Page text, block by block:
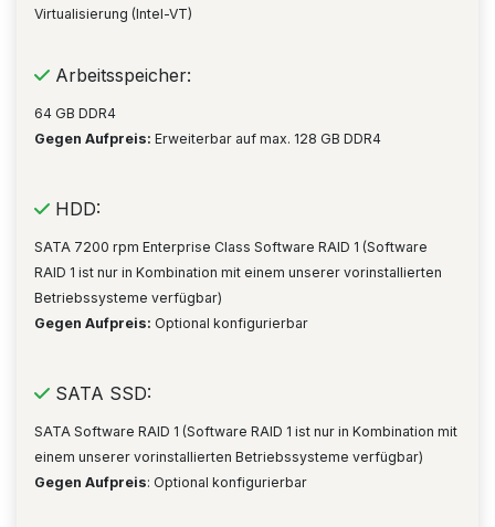
Virtualisierung (Intel-VT)
Arbeitsspeicher:
64 GB DDR4
Gegen Aufpreis: Erweiterbar auf max. 128 GB DDR4
HDD:
SATA 7200 rpm Enterprise Class Software RAID 1 (Software
RAID 1 ist nur in Kombination mit einem unserer vorinstallierten
Betriebssysteme verfügbar)
Gegen Aufpreis: Optional konfigurierbar
SATA SSD:
SATA Software RAID 1 (Software RAID 1 ist nur in Kombination mit
einem unserer vorinstallierten Betriebssysteme verfügbar)
Gegen Aufpreis: Optional konfigurierbar